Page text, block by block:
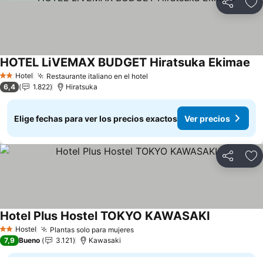
Compartir
2 Estrellas
Hotel Restaurante italiano en el hotel
HOTEL LiVEMAX BUDGET Hiratsuka Ekimae
6,4 1.822 Hiratsuka
Elige fechas para ver los precios exactos Ver precios
Compartir
2 Estrellas
Hostel Plantas solo para mujeresVer precios
Hotel Plus Hostel TOKYO KAWASAKI
7,9 Bueno 3.121 Kawasaki